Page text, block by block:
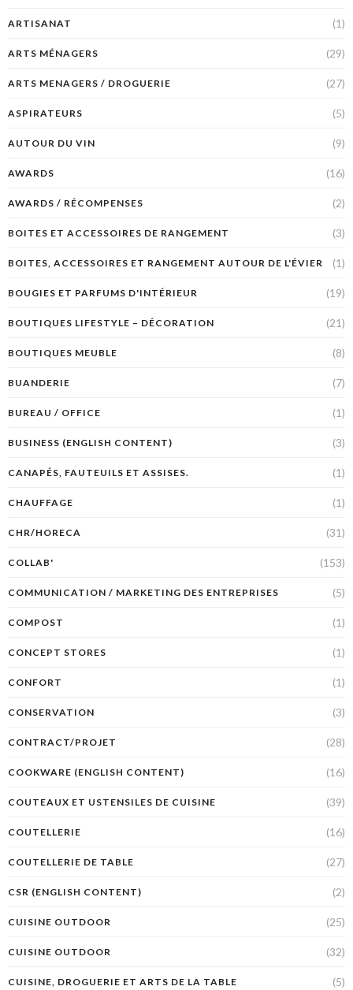
ARTISANAT (1)
ARTS MÉNAGERS (29)
ARTS MENAGERS / DROGUERIE (27)
ASPIRATEURS (5)
AUTOUR DU VIN (9)
AWARDS (16)
AWARDS / RÉCOMPENSES (2)
BOITES ET ACCESSOIRES DE RANGEMENT (3)
BOITES, ACCESSOIRES ET RANGEMENT AUTOUR DE L'ÉVIER (1)
BOUGIES ET PARFUMS D'INTÉRIEUR (19)
BOUTIQUES LIFESTYLE – DÉCORATION (21)
BOUTIQUES MEUBLE (8)
BUANDERIE (7)
BUREAU / OFFICE (1)
BUSINESS (ENGLISH CONTENT) (3)
CANAPÉS, FAUTEUILS ET ASSISES. (1)
CHAUFFAGE (1)
CHR/HORECA (31)
COLLAB' (153)
COMMUNICATION / MARKETING DES ENTREPRISES (5)
COMPOST (1)
CONCEPT STORES (1)
CONFORT (1)
CONSERVATION (3)
CONTRACT/PROJET (28)
COOKWARE (ENGLISH CONTENT) (16)
COUTEAUX ET USTENSILES DE CUISINE (39)
COUTELLERIE (16)
COUTELLERIE DE TABLE (27)
CSR (ENGLISH CONTENT) (2)
CUISINE OUTDOOR (25)
CUISINE OUTDOOR (32)
CUISINE, DROGUERIE ET ARTS DE LA TABLE (5)